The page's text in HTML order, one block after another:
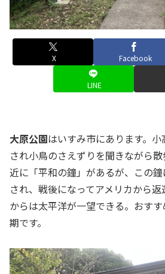
X Facebook
LINE
大原公園はいすみ市にあります。
され小鳥のさえずりを聞きながら
近に「平和の鐘」があるが、この
され、戦後になってアメリカから
からは太平洋が一望できる。おす
期です。